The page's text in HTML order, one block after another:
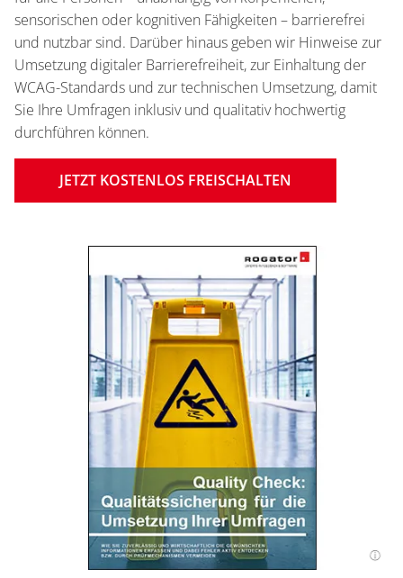
sensorischen oder kognitiven Fähigkeiten – barrierefrei
und nutzbar sind. Darüber hinaus geben wir Hinweise zur
Umsetzung digitaler Barrierefreiheit, zur Einhaltung der
WCAG-Standards und zur technischen Umsetzung, damit
Sie Ihre Umfragen inklusiv und qualitativ hochwertig
durchführen können.
JETZT KOSTENLOS FREISCHALTEN